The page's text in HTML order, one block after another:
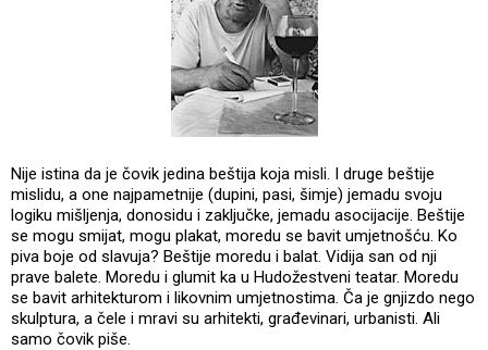
Nije istina da je čovik jedina beštija koja misli. I druge beštije
mislidu, a one najpametnije (dupini, pasi, šimje) jemadu svoju
logiku mišljenja, donosidu i zaključke, jemadu asocijacije. Beštije
se mogu smijat, mogu plakat, moredu se bavit umjetnošću. Ko
piva boje od slavuja? Beštije moredu i balat. Vidija san od nji
prave balete. Moredu i glumit ka u Hudožestveni teatar. Moredu
se bavit arhitekturom i likovnim umjetnostima. Ča je gnjizdo nego
skulptura, a čele i mravi su arhitekti, građevinari, urbanisti. Ali
samo čovik piše.